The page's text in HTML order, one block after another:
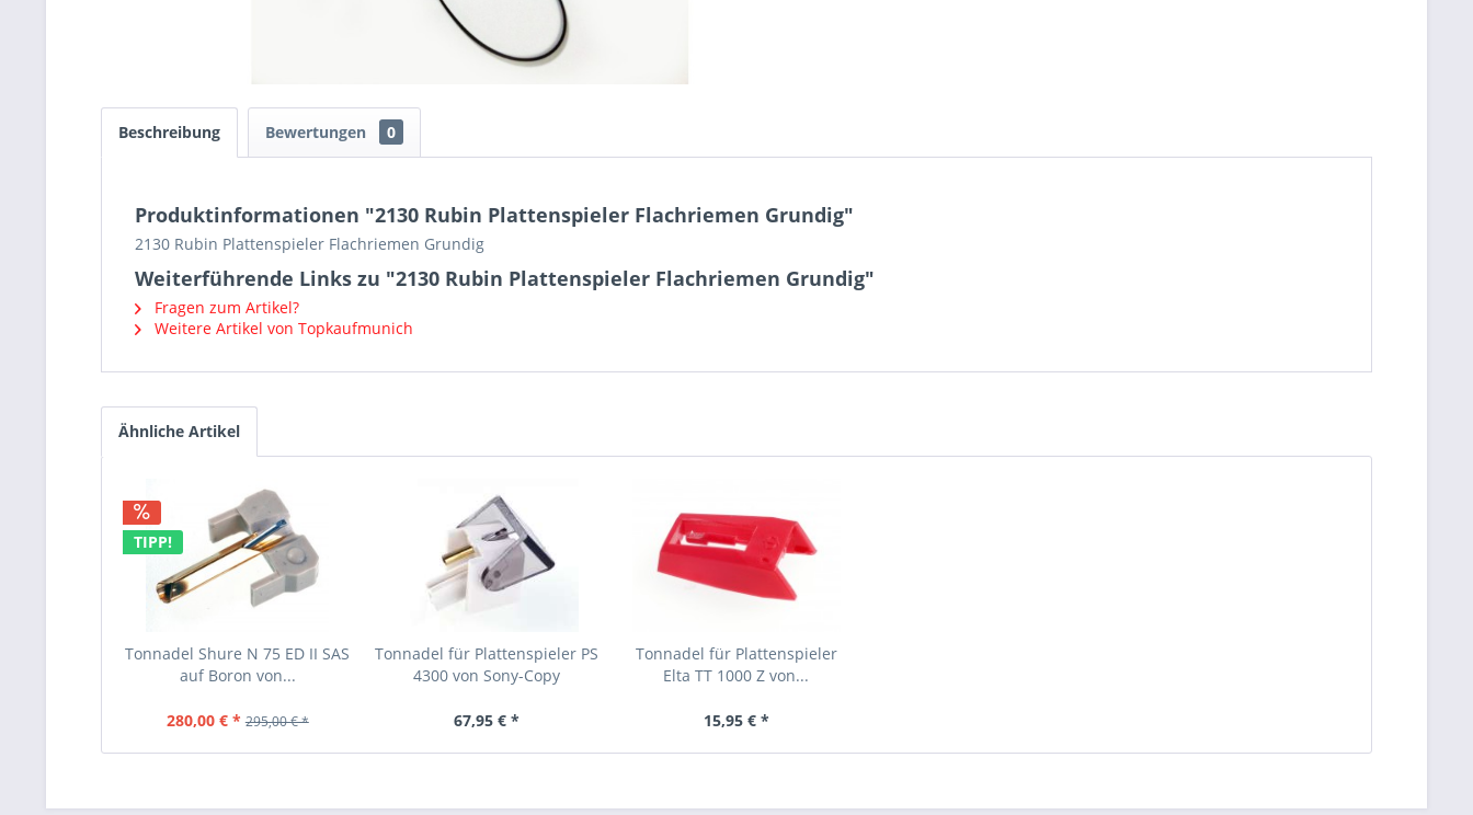
Beschreibung Bewertungen 0
Produktinformationen "2130 Rubin Plattenspieler Flachriemen Grundig"
2130 Rubin Plattenspieler Flachriemen Grundig
Weiterführende Links zu "2130 Rubin Plattenspieler Flachriemen Grundig"
Fragen zum Artikel?
Weitere Artikel von Topkaufmunich
Ähnliche Artikel
TIPP!
Tonnadel Shure N 75 ED II SAS
auf Boron von...
280,00 € * 295,00 € *
Tonnadel für Plattenspieler PS
4300 von Sony-Copy
67,95 € *
Tonnadel für Plattenspieler
Elta TT 1000 Z von...
15,95 € *